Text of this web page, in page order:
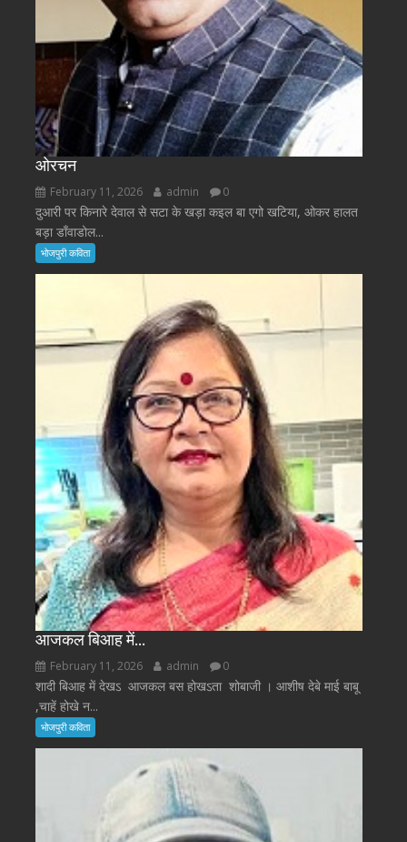
ओरचन
February 11, 2026 admin 0
दुआरी पर किनारे देवाल से सटा के खड़ा कइल बा एगो खटिया, ओकर हालत
बड़ा डाँवाडोल...
भोजपुरी कविता
आजकल बिआह में…
February 11, 2026 admin 0
शादी बिआह में देखऽ आजकल बस होखऽता शोबाजी । आशीष देबे माई बाबू
,चाहें होखे न...
भोजपुरी कविता